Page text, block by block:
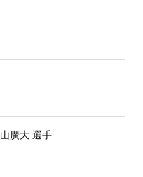
廣大 選手